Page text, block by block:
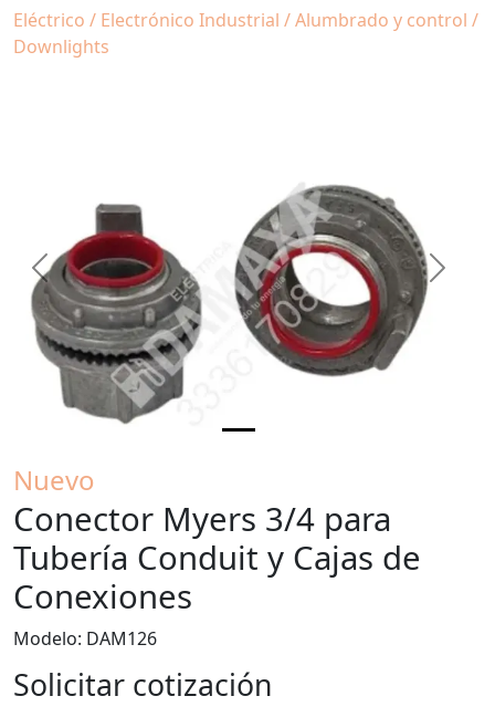
Eléctrico / Electrónico Industrial / Alumbrado y control /
Downlights
Previous Next
Nuevo
Conector Myers 3/4 para
Tubería Conduit y Cajas de
Conexiones
Modelo: DAM126
Solicitar cotización